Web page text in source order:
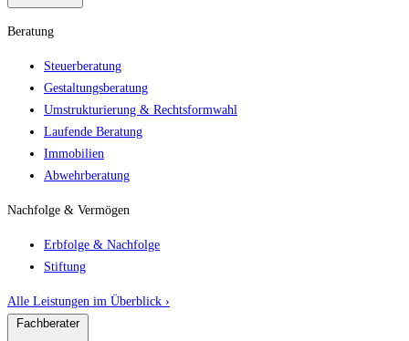
Beratung
Steuerberatung
Gestaltungsberatung
Umstrukturierung & Rechtsformwahl
Laufende Beratung
Immobilien
Abwehrberatung
Nachfolge & Vermögen
Erbfolge & Nachfolge
Stiftung
Alle Leistungen im Überblick ›
Fachberater